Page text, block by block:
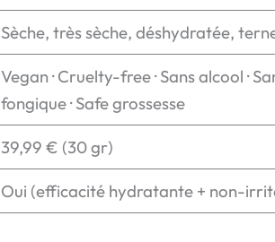
Sèche, très sèche, déshydratée,
Vegan · Cruelty-free · Sans alcool ·
fongique · Safe grossesse
39,99 € (30 gr)
Oui (efficacité hydratante + non-